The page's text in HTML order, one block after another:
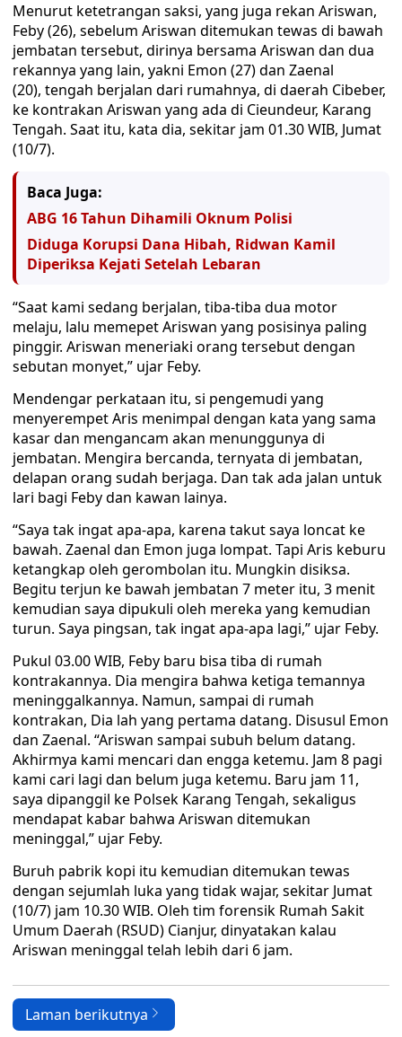
Menurut ketetrangan saksi, yang juga rekan Ariswan,
Feby (26), sebelum Ariswan ditemukan tewas di bawah
jembatan tersebut, dirinya bersama Ariswan dan dua
rekannya yang lain, yakni Emon (27) dan Zaenal
(20), tengah berjalan dari rumahnya, di daerah Cibeber,
ke kontrakan Ariswan yang ada di Cieundeur, Karang
Tengah. Saat itu, kata dia, sekitar jam 01.30 WIB, Jumat
(10/7).
Baca Juga:
ABG 16 Tahun Dihamili Oknum Polisi
Diduga Korupsi Dana Hibah, Ridwan Kamil
Diperiksa Kejati Setelah Lebaran
“Saat kami sedang berjalan, tiba-tiba dua motor
melaju, lalu memepet Ariswan yang posisinya paling
pinggir. Ariswan meneriaki orang tersebut dengan
sebutan monyet,” ujar Feby.
Mendengar perkataan itu, si pengemudi yang
menyerempet Aris menimpal dengan kata yang sama
kasar dan mengancam akan menunggunya di
jembatan. Mengira bercanda, ternyata di jembatan,
delapan orang sudah berjaga. Dan tak ada jalan untuk
lari bagi Feby dan kawan lainya.
“Saya tak ingat apa-apa, karena takut saya loncat ke
bawah. Zaenal dan Emon juga lompat. Tapi Aris keburu
ketangkap oleh gerombolan itu. Mungkin disiksa.
Begitu terjun ke bawah jembatan 7 meter itu, 3 menit
kemudian saya dipukuli oleh mereka yang kemudian
turun. Saya pingsan, tak ingat apa-apa lagi,” ujar Feby.
Pukul 03.00 WIB, Feby baru bisa tiba di rumah
kontrakannya. Dia mengira bahwa ketiga temannya
meninggalkannya. Namun, sampai di rumah
kontrakan, Dia lah yang pertama datang. Disusul Emon
dan Zaenal. “Ariswan sampai subuh belum datang.
Akhirmya kami mencari dan engga ketemu. Jam 8 pagi
kami cari lagi dan belum juga ketemu. Baru jam 11,
saya dipanggil ke Polsek Karang Tengah, sekaligus
mendapat kabar bahwa Ariswan ditemukan
meninggal,” ujar Feby.
Buruh pabrik kopi itu kemudian ditemukan tewas
dengan sejumlah luka yang tidak wajar, sekitar Jumat
(10/7) jam 10.30 WIB. Oleh tim forensik Rumah Sakit
Umum Daerah (RSUD) Cianjur, dinyatakan kalau
Ariswan meninggal telah lebih dari 6 jam.
Laman berikutnya